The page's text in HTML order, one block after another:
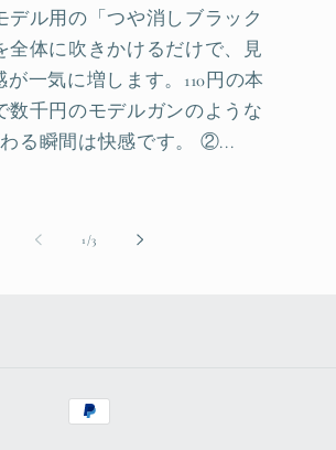
デル用の「つや消しブラック
全体に吹きかけるだけで、見
一気に増します。110円の本
数千円のモデルガンのような
る瞬間は快感です。 ②...
1 /of3
Payment